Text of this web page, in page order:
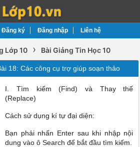
Đăng ký Đăng nhập Liên hệ
Lớp 10 › Bài Giảng Tin Học 10
18: Các công cụ trợ giúp soạn thảo
I. Tìm kiếm (Find) và Thay thế
(Replace)
Cách sử dụng kí tự đại diện:
Bạn phải nhấn Enter sau khi nhập nội
dung vào ô Search để bắt đầu tìm kiếm.